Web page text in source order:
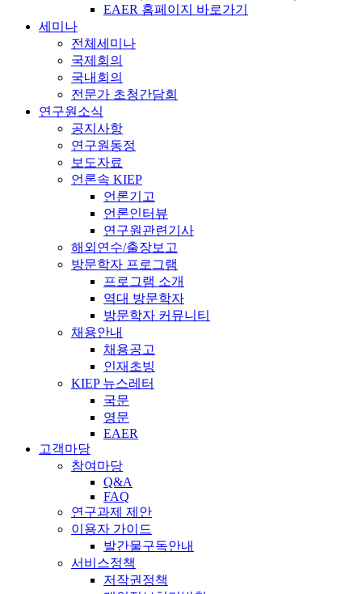
EAER 홈페이지 바로가기
세미나
전체세미나
국제회의
국내회의
전문가 초청간담회
연구원소식
공지사항
연구원동정
보도자료
언론속 KIEP
언론기고
언론인터뷰
연구원관련기사
해외연수/출장보고
방문학자 프로그램
프로그램 소개
역대 방문학자
방문학자 커뮤니티
채용안내
채용공고
인재초빙
KIEP 뉴스레터
국문
영문
EAER
고객마당
참여마당
Q&A
FAQ
연구과제 제안
이용자 가이드
발간물구독안내
서비스정책
저작권정책